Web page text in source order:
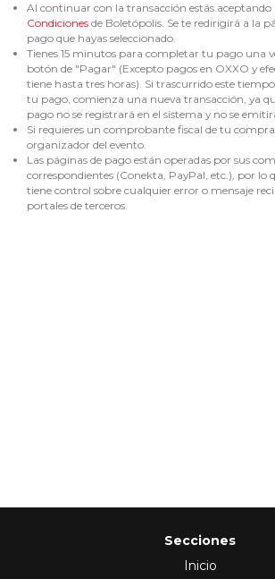
Al continuar con la transacción estás aceptando
Condiciones de Boletópolis. Se te redirigirá a la
pago que hayas seleccionado.
Tienes 15 minutos para completar tu pago una
botón de "Pagar" (Excepto pagos en OXXO y
tiene hasta tres horas). Si trascurrido este
tu pago, comienza una nueva transacción, ya
pago no se registrará en el sistema y no se
Si requieres un comprobante fiscal de tu
organizador del evento.
Las páginas de pago están operadas por sus
correspondientes (Conekta, PayPal, etc.), por lo
tiene control sobre cualquier error o mensaje
portales de terceros.
Secciones
Inicio